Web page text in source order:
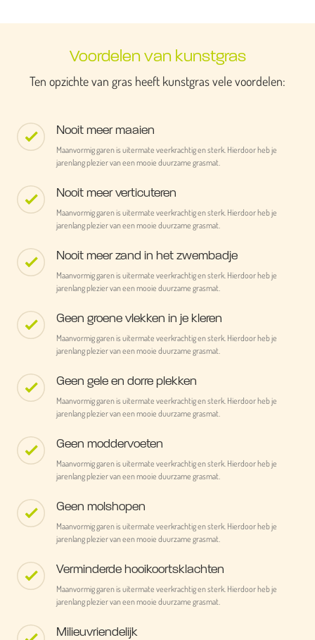
Voordelen van kunstgras
Ten opzichte van gras heeft kunstgras vele voordelen:
Nooit meer maaien
Maanvormig garen is uitermate veerkrachtig en sterk. Hierdoor heb je
jarenlang plezier van een mooie duurzame grasmat.
Nooit meer verticuteren
Maanvormig garen is uitermate veerkrachtig en sterk. Hierdoor heb je
jarenlang plezier van een mooie duurzame grasmat.
Nooit meer zand in het zwembadje
Maanvormig garen is uitermate veerkrachtig en sterk. Hierdoor heb je
jarenlang plezier van een mooie duurzame grasmat.
Geen groene vlekken in je kleren
Maanvormig garen is uitermate veerkrachtig en sterk. Hierdoor heb je
jarenlang plezier van een mooie duurzame grasmat.
Geen gele en dorre plekken
Maanvormig garen is uitermate veerkrachtig en sterk. Hierdoor heb je
jarenlang plezier van een mooie duurzame grasmat.
Geen moddervoeten
Maanvormig garen is uitermate veerkrachtig en sterk. Hierdoor heb je
jarenlang plezier van een mooie duurzame grasmat.
Geen molshopen
Maanvormig garen is uitermate veerkrachtig en sterk. Hierdoor heb je
jarenlang plezier van een mooie duurzame grasmat.
Verminderde hooikoortsklachten
Maanvormig garen is uitermate veerkrachtig en sterk. Hierdoor heb je
jarenlang plezier van een mooie duurzame grasmat.
Milieuvriendelijk